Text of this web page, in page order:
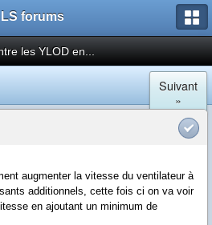
LS forums
les YLOD en...
Suivant
»
augmenter la vitesse du ventilateur à
additionnels, cette fois ci on va voir
en ajoutant un minimum de